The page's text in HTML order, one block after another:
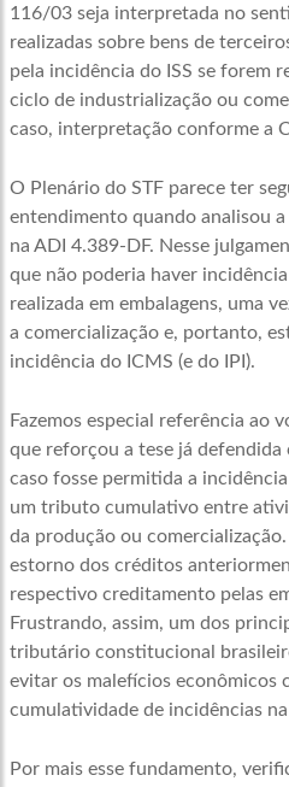
116/03 seja interpretada no
realizadas sobre bens de
pela incidência do ISS se forem
ciclo de industrialização ou
caso, interpretação conforme a
O Plenário do STF parece ter
entendimento quando analisou
na ADI 4.389-DF. Nesse
que não poderia haver
realizada em embalagens, uma
a comercialização e, portanto,
incidência do ICMS (e do IPI).
Fazemos especial referência ao
que reforçou a tese já defendida
caso fosse permitida a
um tributo cumulativo entre
da produção ou
estorno dos créditos
respectivo creditamento pelas
Frustrando, assim, um dos
tributário constitucional
evitar os malefícios econômicos
cumulatividade de incidências
Por mais esse fundamento,